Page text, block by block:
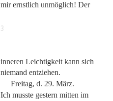
mir ernstlich unmöglich! Der
3
inneren Leichtigkeit kann sich
niemand entziehen.
Freitag, d. 29. März.
Ich musste gestern mitten im